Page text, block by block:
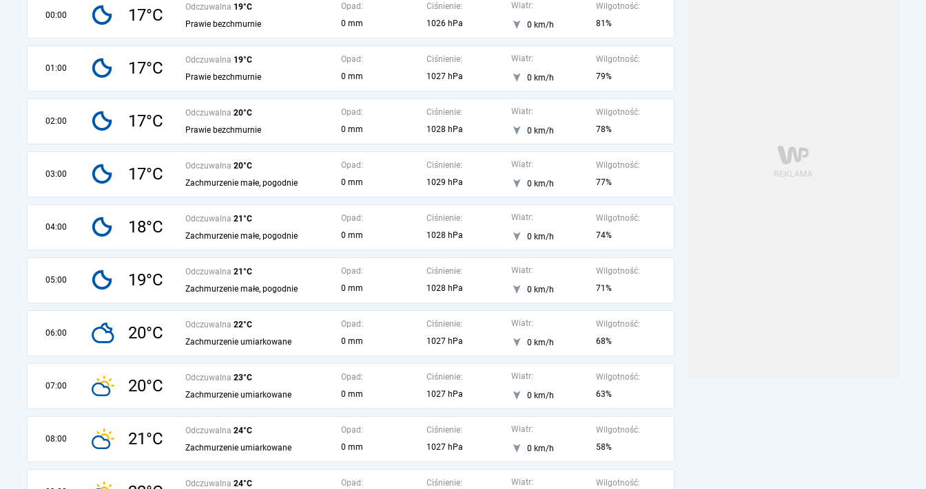
00:00 17°C Odczuwalna 19°C
Prawie bezchmurnie
Opad:
0 mm
Ciśnienie:
1026 hPa
Wiatr:
0 km/h
Wilgotność:
81%
01:00 17°C Odczuwalna 19°C
Prawie bezchmurnie
Opad:
0 mm
Ciśnienie:
1027 hPa
Wiatr:
0 km/h
Wilgotność:
79%
02:00 17°C Odczuwalna 20°C
Prawie bezchmurnie
Opad:
0 mm
Ciśnienie:
1028 hPa
Wiatr:
0 km/h
Wilgotność:
78%
03:00 17°C Odczuwalna 20°C
Zachmurzenie małe, pogodnie
Opad:
0 mm
Ciśnienie:
1029 hPa
Wiatr:
0 km/h
Wilgotność:
77%
04:00 18°C Odczuwalna 21°C
Zachmurzenie małe, pogodnie
Opad:
0 mm
Ciśnienie:
1028 hPa
Wiatr:
0 km/h
Wilgotność:
74%
05:00 19°C Odczuwalna 21°C
Zachmurzenie małe, pogodnie
Opad:
0 mm
Ciśnienie:
1028 hPa
Wiatr:
0 km/h
Wilgotność:
71%
06:00 20°C Odczuwalna 22°C
Zachmurzenie umiarkowane
Opad:
0 mm
Ciśnienie:
1027 hPa
Wiatr:
0 km/h
Wilgotność:
68%
07:00 20°C Odczuwalna 23°C
Zachmurzenie umiarkowane
Opad:
0 mm
Ciśnienie:
1027 hPa
Wiatr:
0 km/h
Wilgotność:
63%
08:00 21°C Odczuwalna 24°C
Zachmurzenie umiarkowane
Opad:
0 mm
Ciśnienie:
1027 hPa
Wiatr:
0 km/h
Wilgotność:
58%
Odczuwalna 24°C
Opad:
Ciśnienie:
Wiatr:
Wilgotność: